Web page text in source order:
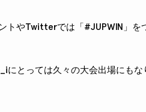
トやTwitterでは「#JUPWIN」を
とっては久々の大会出場にもな